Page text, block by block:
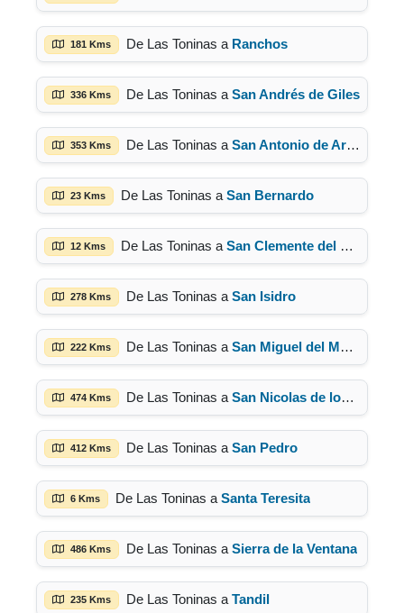
181 Kms De Las Toninas a Ranchos
336 Kms De Las Toninas a San Andrés de Giles
353 Kms De Las Toninas a San Antonio de Areco
23 Kms De Las Toninas a San Bernardo
12 Kms De Las Toninas a San Clemente del Tuyú
278 Kms De Las Toninas a San Isidro
222 Kms De Las Toninas a San Miguel del Monte
474 Kms De Las Toninas a San Nicolas de los Arroyos
412 Kms De Las Toninas a San Pedro
6 Kms De Las Toninas a Santa Teresita
486 Kms De Las Toninas a Sierra de la Ventana
235 Kms De Las Toninas a Tandil